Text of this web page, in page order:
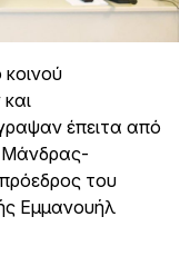
έπειτα από
Μάνδρας-
του
Εμμανουήλ